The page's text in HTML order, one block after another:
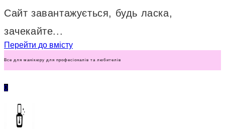
Сайт завантажується, будь ласка,
зачекайте...
Перейти до вмісту
Все для манікюру для професіоналів та любителів
0